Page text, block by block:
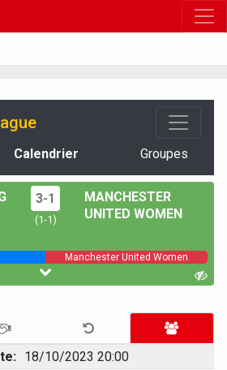
Calendrier Groupes
3-1
(1-1)
MANCHESTER
UNITED WOMEN
Manchester United Women
18/10/2023 20:00